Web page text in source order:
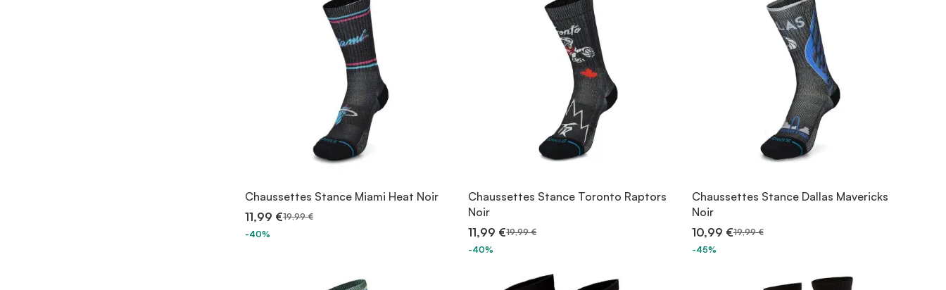
Chaussettes Stance Miami Heat Noir
11,99 €19,99 €
-40%
Chaussettes Stance Toronto Raptors
Noir
11,99 €19,99 €
-40%
Chaussettes Stance Dallas Mavericks
Noir
10,99 €19,99 €
-45%